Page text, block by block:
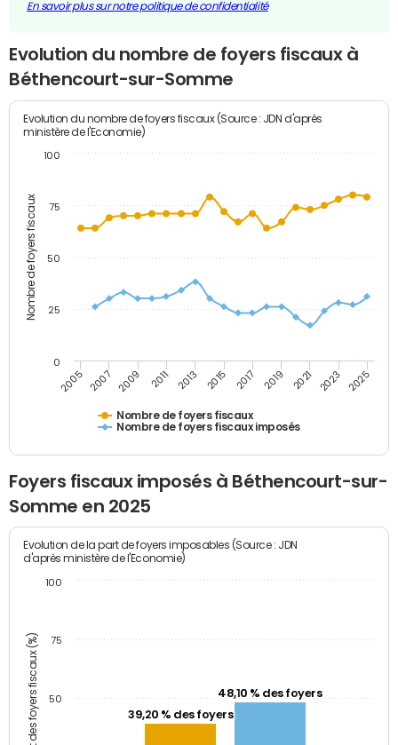
En savoir plus sur notre politique de confidentialité
Evolution du nombre de foyers fiscaux à
Béthencourt-sur-Somme
Nombre de foyers fiscaux
Evolution du nombre de foyers fiscaux (Source : JDN d'après
ministère de l'Economie)
Nombre de foyers fiscaux
Nombre de foyers fiscaux imposés
2005 2007 2009 2011 2013 2015 2017 2019 2021 2023 2025
0
25
50
75
100
Foyers fiscaux imposés à Béthencourt-sur-
Somme en 2025
Part des foyers fiscaux (%)
Evolution de la part de foyers imposables (Source : JDN
d'après ministère de l'Economie)
39,20 % des foyers
48,10 % des foyers
50
75
100